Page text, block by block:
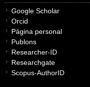
Google Scholar
Orcid
Página personal
Publons
Researcher-ID
Researchgate
Scopus-AuthorID